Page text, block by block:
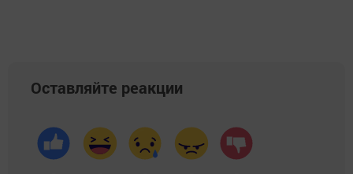
Оставляйте реакции